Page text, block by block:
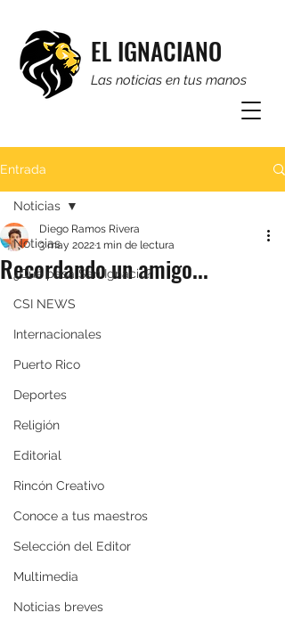
EL IGNACIANO
Las noticias en tus manos
Entrada
Noticias
¿Qué pasa San Ignacio?
CSI NEWS
Internacionales
Puerto Rico
Deportes
Religión
Editorial
Rincón Creativo
Conoce a tus maestros
Selección del Editor
Multimedia
Noticias breves
Noticias
Recordando un amigo...
Diego Ramos Rivera
3 may 20221 min de lectura